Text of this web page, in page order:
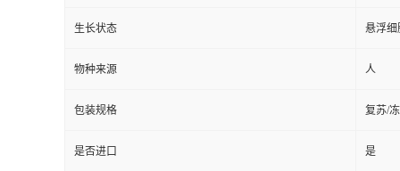
生长状态 悬浮细
物种来源 人
包装规格 复苏/
是否进口 是